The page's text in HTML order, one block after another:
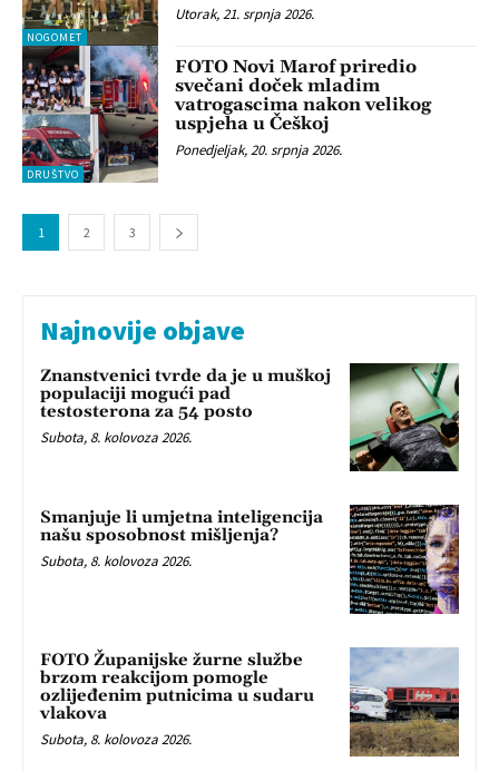
NOGOMET
Utorak, 21. srpnja 2026.
DRUŠTVO
FOTO Novi Marof priredio
svečani doček mladim
vatrogascima nakon velikog
uspjeha u Češkoj
Ponedjeljak, 20. srpnja 2026.
1 2 3
Najnovije objave
Znanstvenici tvrde da je u muškoj
populaciji mogući pad
testosterona za 54 posto
Subota, 8. kolovoza 2026.
Smanjuje li umjetna inteligencija
našu sposobnost mišljenja?
Subota, 8. kolovoza 2026.
FOTO Županijske žurne službe
brzom reakcijom pomogle
ozlijeđenim putnicima u sudaru
vlakova
Subota, 8. kolovoza 2026.